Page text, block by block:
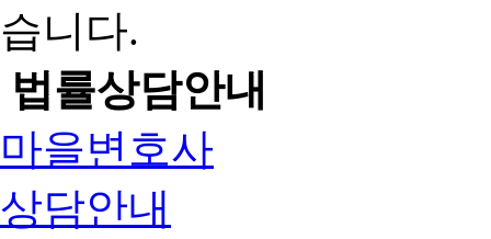
습니다.
법률상담안내
마을변호사
상담안내